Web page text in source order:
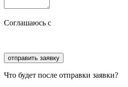
Соглашаюсь с
Что будет после отправки заявки?